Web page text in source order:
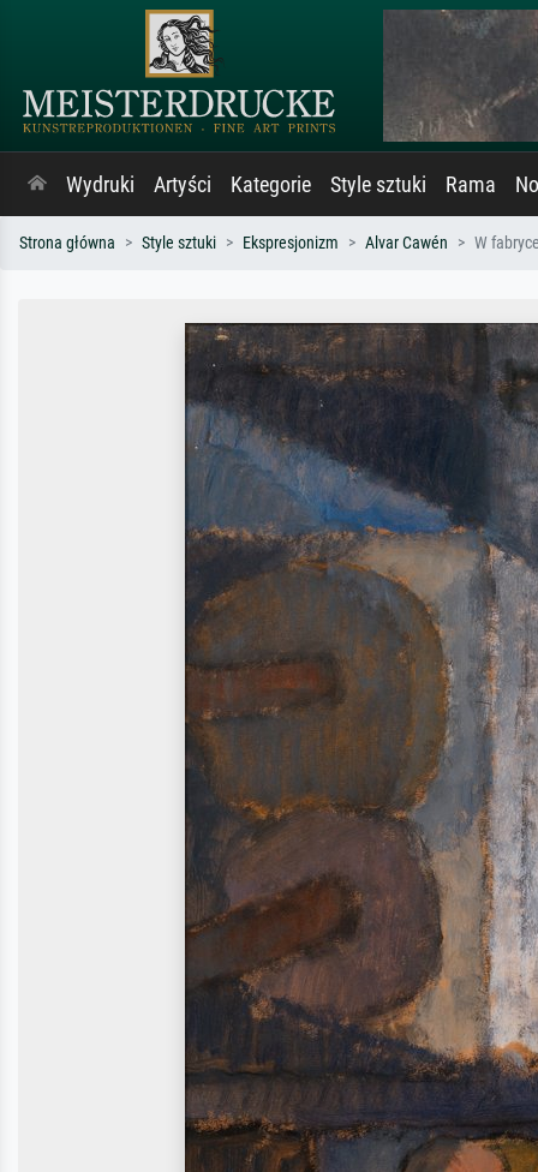
Wydruki Artyści Kategorie Style sztuki Rama
Strona główna Style sztuki Ekspresjonizm Alvar Cawén W